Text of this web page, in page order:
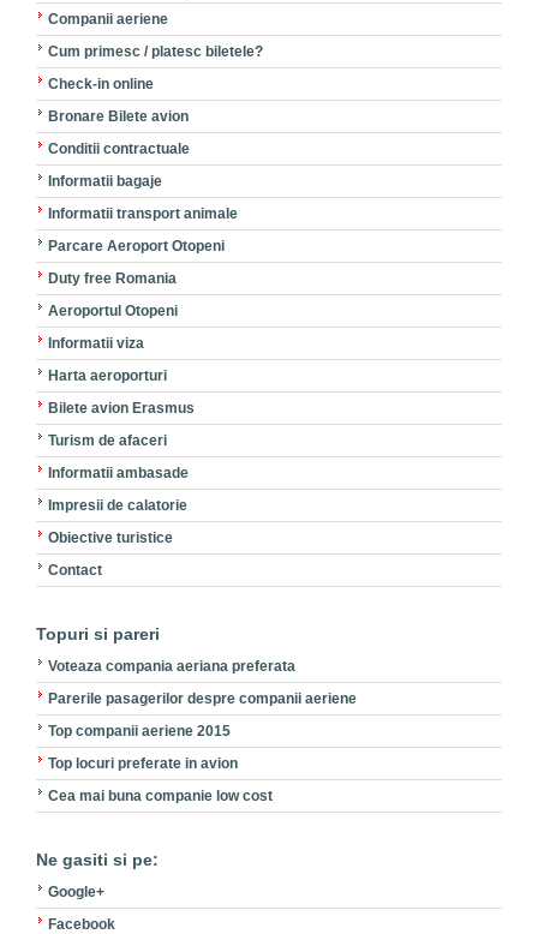
Companii aeriene
Cum primesc / platesc biletele?
Check-in online
Bronare Bilete avion
Conditii contractuale
Informatii bagaje
Informatii transport animale
Parcare Aeroport Otopeni
Duty free Romania
Aeroportul Otopeni
Informatii viza
Harta aeroporturi
Bilete avion Erasmus
Turism de afaceri
Informatii ambasade
Impresii de calatorie
Obiective turistice
Contact
Topuri si pareri
Voteaza compania aeriana preferata
Parerile pasagerilor despre companii aeriene
Top companii aeriene 2015
Top locuri preferate in avion
Cea mai buna companie low cost
Ne gasiti si pe:
Google+
Facebook